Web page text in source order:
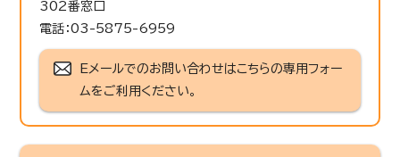
302番窓口
電話：03-5875-6959
Eメールでのお問い合わせはこちらの専用フォー
ムをご利用ください。